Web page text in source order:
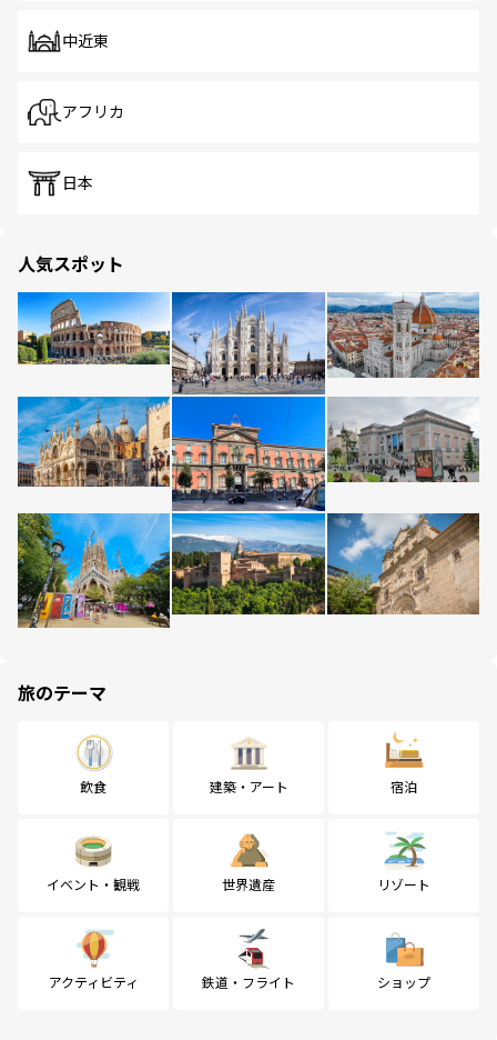
中近東
アフリカ
日本
人気スポット
旅のテーマ
飲食 建築・アート 宿泊
イベント・観戦 世界遺産 リゾート
アクティビティ 鉄道・フライト ショップ